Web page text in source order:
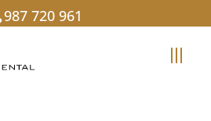
987 720 961